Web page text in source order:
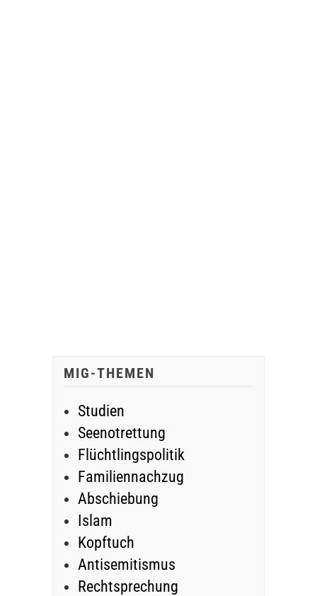
MIG-THEMEN
Studien
Seenotrettung
Flüchtlingspolitik
Familiennachzug
Abschiebung
Islam
Kopftuch
Antisemitismus
Rechtsprechung